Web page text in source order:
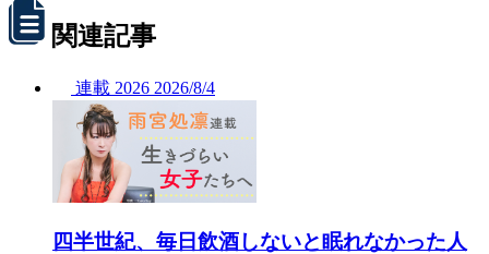
関連記事
連載 2026 2026/8/4
四半世紀、毎日飲酒しないと眠れなかった人